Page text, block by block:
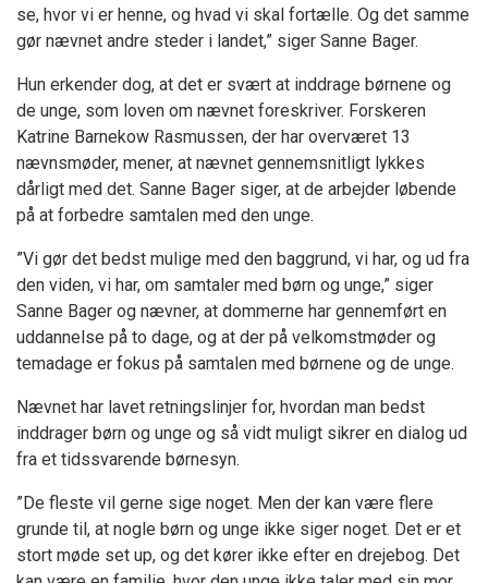
se, hvor vi er henne, og hvad vi skal fortælle. Og det samme
gør nævnet andre steder i landet,” siger Sanne Bager.
Hun erkender dog, at det er svært at inddrage børnene og
de unge, som loven om nævnet foreskriver. Forskeren
Katrine Barnekow Rasmussen, der har overværet 13
nævnsmøder, mener, at nævnet gennemsnitligt lykkes
dårligt med det. Sanne Bager siger, at de arbejder løbende
på at forbedre samtalen med den unge.
”Vi gør det bedst mulige med den baggrund, vi har, og ud fra
den viden, vi har, om samtaler med børn og unge,” siger
Sanne Bager og nævner, at dommerne har gennemført en
uddannelse på to dage, og at der på velkomstmøder og
temadage er fokus på samtalen med børnene og de unge.
Nævnet har lavet retningslinjer for, hvordan man bedst
inddrager børn og unge og så vidt muligt sikrer en dialog ud
fra et tidssvarende børnesyn.
”De fleste vil gerne sige noget. Men der kan være flere
grunde til, at nogle børn og unge ikke siger noget. Det er et
stort møde set up, og det kører ikke efter en drejebog. Det